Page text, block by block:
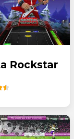
Rockstar